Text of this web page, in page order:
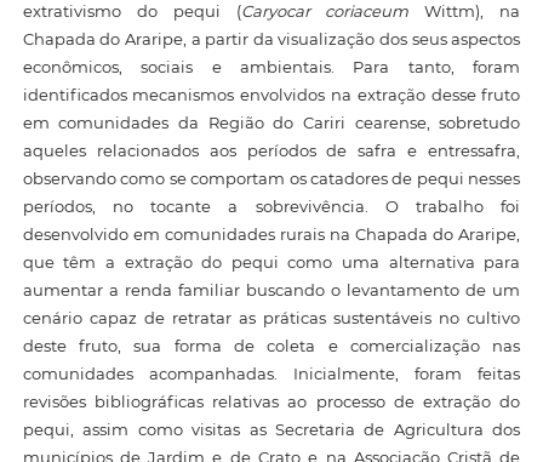
extrativismo do pequi (Caryocar coriaceumWittm), na
Chapada do Araripe, a partir da visualização dos seus aspectos
econômicos, sociais e ambientais. Para tanto, foram
identificados mecanismos envolvidos na extração desse fruto
em comunidades da Região do Cariri cearense, sobretudo
aqueles relacionados aos períodos de safra e entressafra,
observando como se comportam os catadores de pequi nesses
períodos, no tocante a sobrevivência. O trabalho foi
desenvolvido em comunidades rurais na Chapada do Araripe,
que têm a extração do pequi como uma alternativa para
aumentar a renda familiar buscando o levantamento de um
cenário capaz de retratar as práticas sustentáveis no cultivo
deste fruto, sua forma de coleta e comercialização nas
comunidades acompanhadas. Inicialmente, foram feitas
revisões bibliográficas relativas ao processo de extração do
pequi, assim como visitas as Secretaria de Agricultura dos
municípios de Jardim e de Crato e na Associação Cristã de